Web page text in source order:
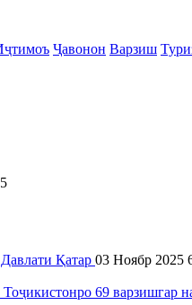
Ҷавонон Варзиш
Қатар 03 Ноябр 2025
69 варзишгар